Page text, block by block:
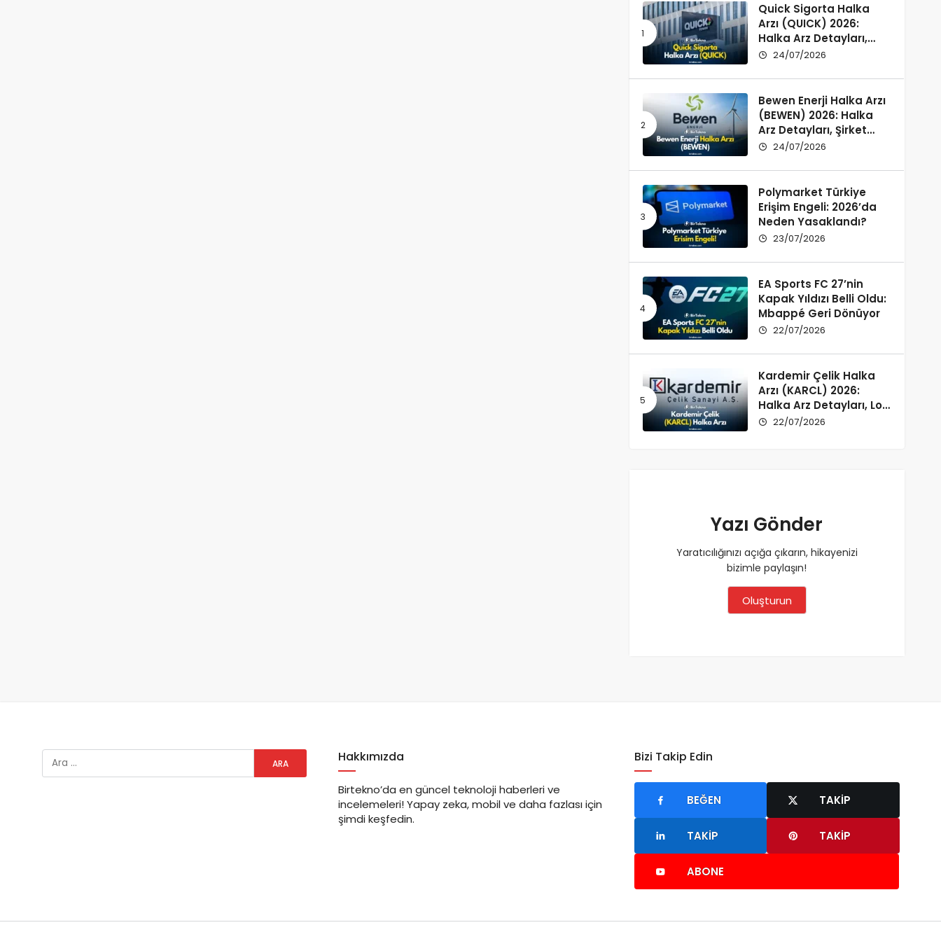
Quick Sigorta Halka
Arzı (QUICK) 2026:
Halka Arz Detayları,
Şirket Profili ve
24/07/2026
Bewen Enerji Halka Arzı
(BEWEN) 2026: Halka
Arz Detayları, Şirket
Profili ve Fon Kullanımı
24/07/2026
Polymarket Türkiye
Erişim Engeli: 2026’da
Neden Yasaklandı?
23/07/2026
EA Sports FC 27’nin
Kapak Yıldızı Belli Oldu:
Mbappé Geri Dönüyor
22/07/2026
Kardemir Çelik Halka
Arzı (KARCL) 2026:
Halka Arz Detayları, Lot
Dağılımı ve Şirket Profili
22/07/2026
Yazı Gönder
Yaratıcılığınızı açığa çıkarın, hikayenizi
bizimle paylaşın!
Oluşturun
Hakkımızda
Birtekno’da en güncel teknoloji haberleri ve
incelemeleri! Yapay zeka, mobil ve daha fazlası için
şimdi keşfedin.
Bizi Takip Edin
BEĞEN TAKIP
TAKIP TAKIP
ABONE